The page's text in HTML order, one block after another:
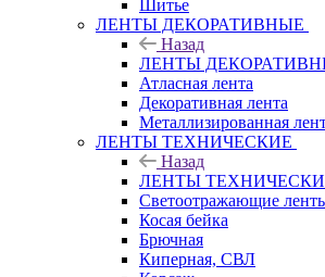
Шитье
ЛЕНТЫ ДЕКОРАТИВНЫЕ
Назад
ЛЕНТЫ
Атласная лента
Декоративная лента
Металлизированная
ЛЕНТЫ ТЕХНИЧЕСКИЕ
Назад
ЛЕНТЫ
Светоотражающие
Косая бейка
Брючная
Киперная, СВЛ